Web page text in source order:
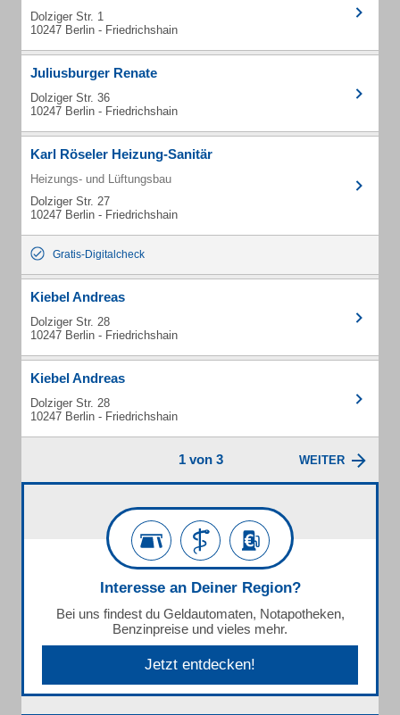
Dolziger Str. 1
10247 Berlin - Friedrichshain
Juliusburger Renate
Dolziger Str. 36
10247 Berlin - Friedrichshain
Karl Röseler Heizung-Sanitär
Heizungs- und Lüftungsbau
Dolziger Str. 27
10247 Berlin - Friedrichshain
Gratis-Digitalcheck
Kiebel Andreas
Dolziger Str. 28
10247 Berlin - Friedrichshain
Kiebel Andreas
Dolziger Str. 28
10247 Berlin - Friedrichshain
1 von 3 WEITER
Interesse an Deiner Region?
Bei uns findest du Geldautomaten, Notapotheken,
Benzinpreise und vieles mehr.
Jetzt entdecken!